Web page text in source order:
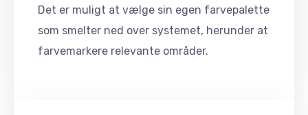
Det er muligt at vælge sin egen farvepalette
som smelter ned over systemet, herunder at
farvemarkere relevante områder.